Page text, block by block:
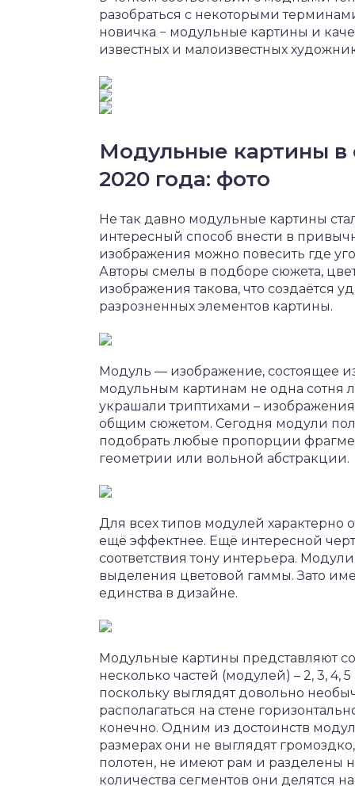
разобраться с некоторыми
новичка − модульные картины и
известных и малоизвестных
Модульные картины
2020 года: фото
Не так давно модульные картины
интересный способ внести в
изображения можно повесить где
Авторы смелы в подборе сюжета,
изображения такова, что создаётся
разрозненных элементов картины.
Модуль — изображение, состоящее
модульным картинам не одна сотня
украшали триптихами –
общим сюжетом. Сегодня модули
подобрать любые пропорции
геометрии или вольной абстракции.
Для всех типов модулей характерно
ещё эффектнее. Ещё интересной
соответствия тону интерьера.
выделения цветовой гаммы. Зато
единства в дизайне.
Модульные картины представляют
несколько частей (модулей) – 2, 3,
поскольку выглядят довольно
располагаться на стене
конечно. Одним из достоинств
размерах они не выглядят
полотен, не имеют рам и разделены
количества сегментов они делятся